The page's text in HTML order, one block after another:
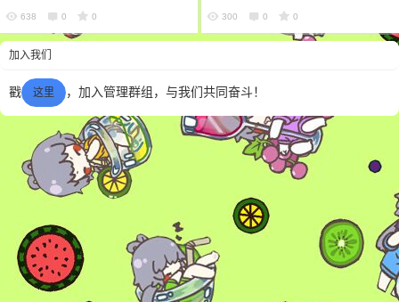
生） 调教/混音：棉花p（半木生）
和声设计：封茗囧菌 曲绘：反式
视...
638 0 0
教：清风最梦 混音：炼锑术士 曲
绘：亓一小仙女在哪里 时间：201...
300 0 0
加入我们
戳 这里 ，加入管理群组，与我们共同奋斗！
您没有权限发布内容，请购买会员或者提升权
限。
6位以上
忘记密码？ 找回 登录